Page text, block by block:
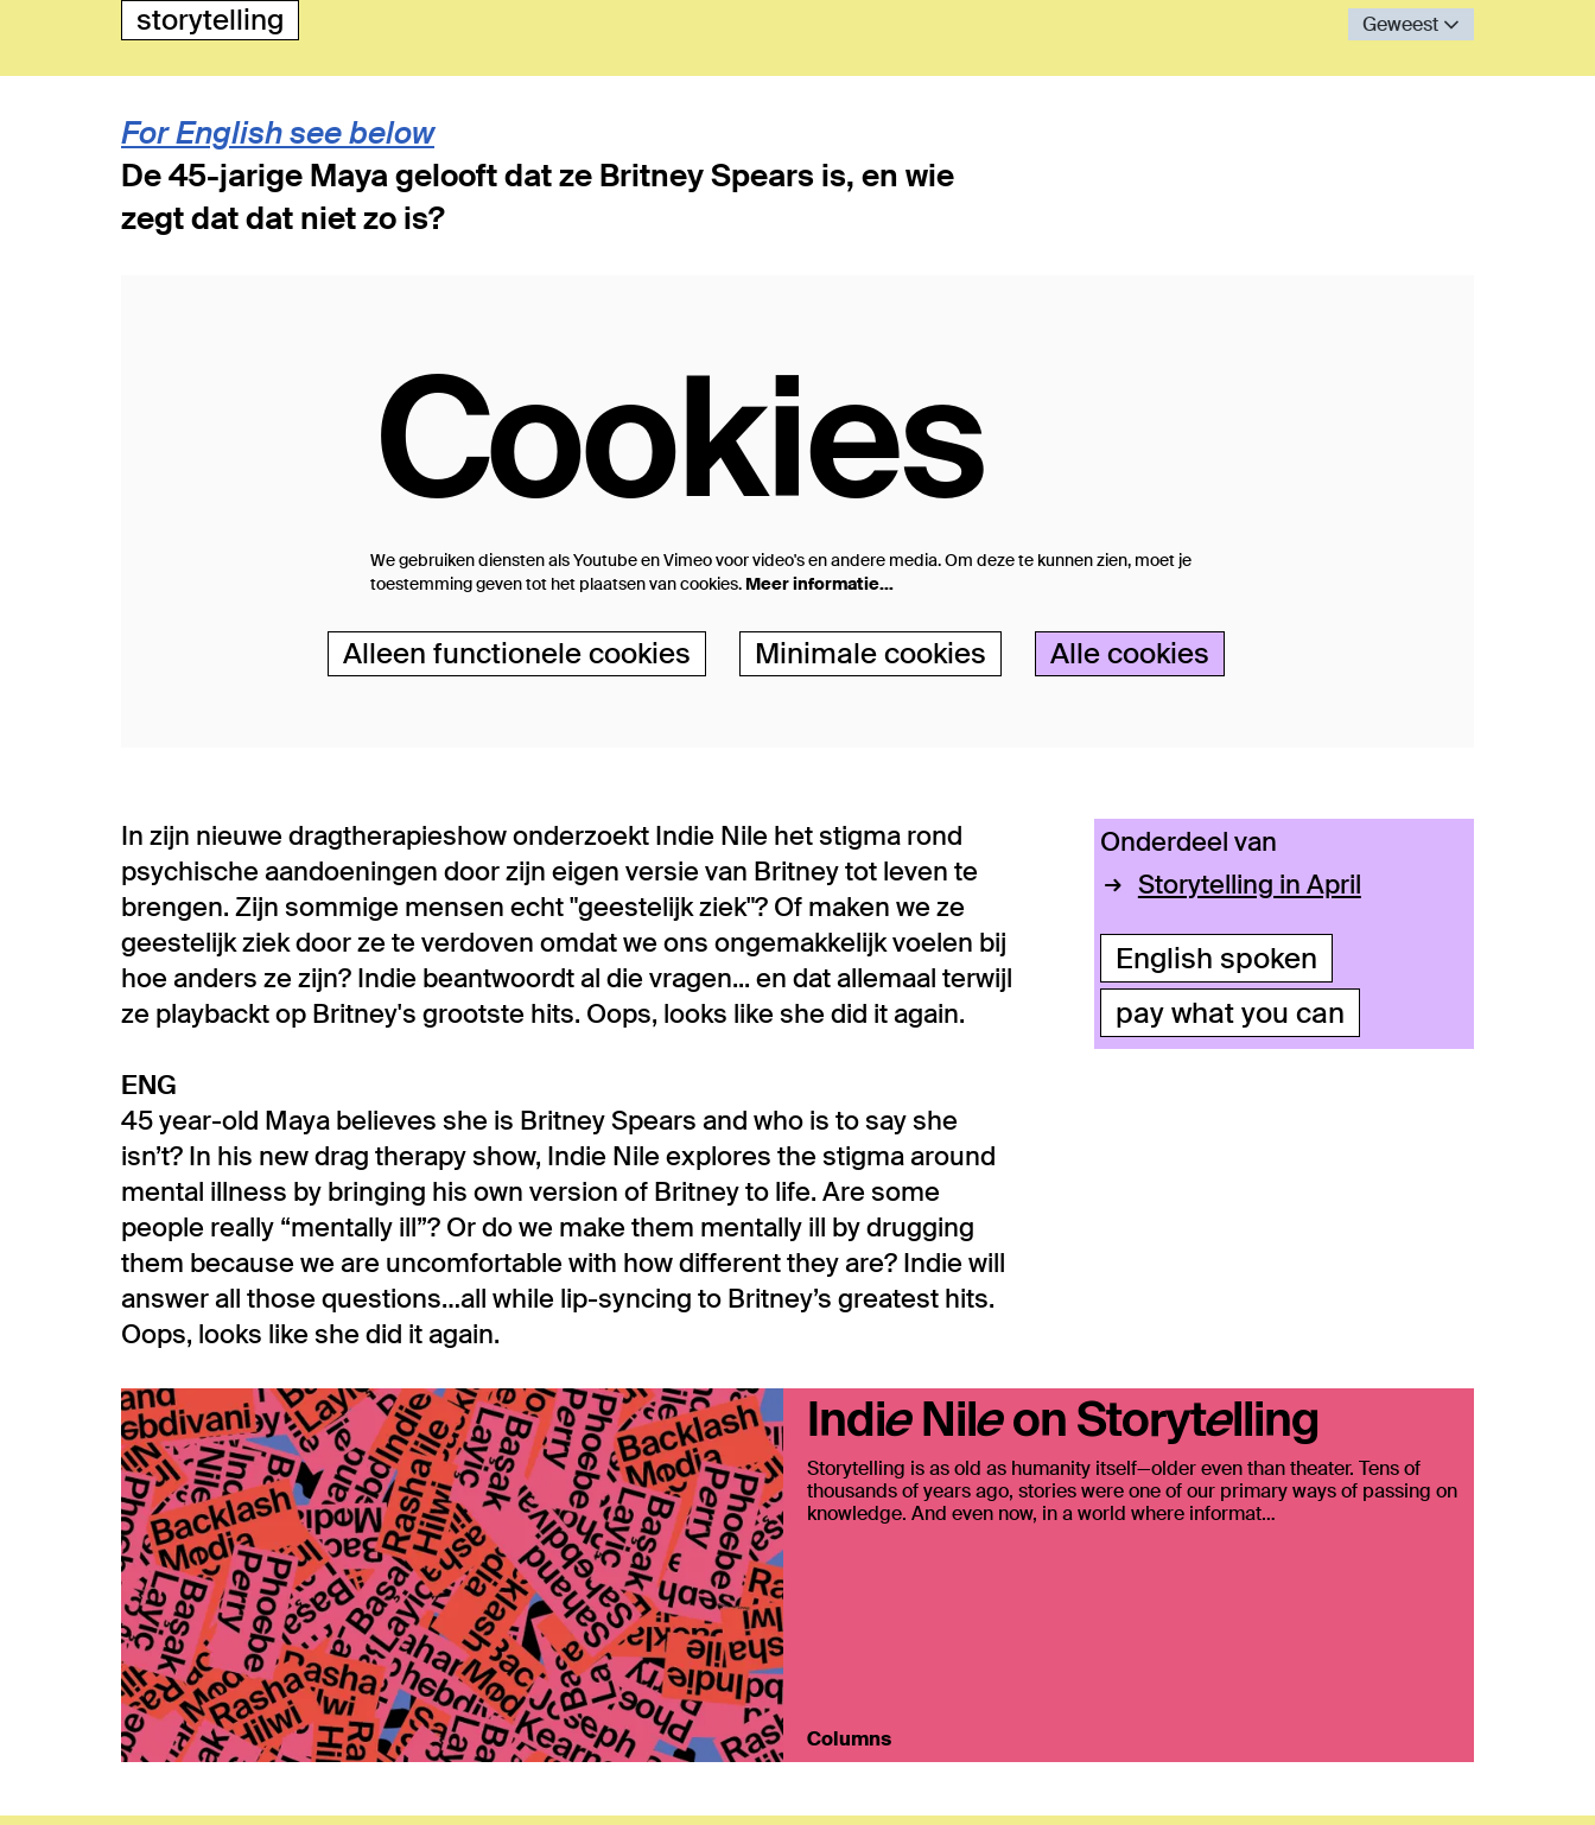
storytelling Geweest
For English see below
De 45-jarige Maya gelooft dat ze Britney Spears is, en wie
zegt dat dat niet zo is?
Cookies
We gebruiken diensten als Youtube en Vimeo voor video's en andere media. Om deze te kunnen zien, moet je
toestemming geven tot het plaatsen van cookies. Meer informatie…
Alleen functionele cookies Minimale cookies Alle cookies
In zijn nieuwe dragtherapieshow onderzoekt Indie Nile het stigma rond
psychische aandoeningen door zijn eigen versie van Britney tot leven te
brengen. Zijn sommige mensen echt "geestelijk ziek"? Of maken we ze
geestelijk ziek door ze te verdoven omdat we ons ongemakkelijk voelen bij
hoe anders ze zijn? Indie beantwoordt al die vragen... en dat allemaal terwijl
ze playbackt op Britney's grootste hits. Oops, looks like she did it again.
ENG
45 year-old Maya believes she is Britney Spears and who is to say she
isn’t? In his new drag therapy show, Indie Nile explores the stigma around
mental illness by bringing his own version of Britney to life. Are some
people really “mentally ill”? Or do we make them mentally ill by drugging
them because we are uncomfortable with how different they are? Indie will
answer all those questions…all while lip-syncing to Britney’s greatest hits.
Oops, looks like she did it again.
Onderdeel van
Storytelling in April
English spoken
pay what you can
Indie Nile on Storytelling
Storytelling is as old as humanity itself—older even than theater. Tens of
thousands of years ago, stories were one of our primary ways of passing on
knowledge. And even now, in a world where informat…
Columns
Inzoomen